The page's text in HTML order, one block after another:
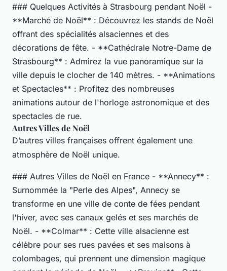
### Quelques Activités à Strasbourg pendant Noël -
**Marché de Noël** : Découvrez les stands de Noël
offrant des spécialités alsaciennes et des
décorations de fête. - **Cathédrale Notre-Dame de
Strasbourg** : Admirez la vue panoramique sur la
ville depuis le clocher de 140 mètres. - **Animations
et Spectacles** : Profitez des nombreuses
animations autour de l'horloge astronomique et des
spectacles de rue.
Autres Villes de Noël
D’autres villes françaises offrent également une
atmosphère de Noël unique.
### Autres Villes de Noël en France - **Annecy** :
Surnommée la "Perle des Alpes", Annecy se
transforme en une ville de conte de fées pendant
l'hiver, avec ses canaux gelés et ses marchés de
Noël. - **Colmar** : Cette ville alsacienne est
célèbre pour ses rues pavées et ses maisons à
colombages, qui prennent une dimension magique